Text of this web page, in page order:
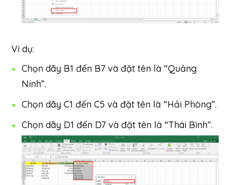
Ví dụ:
Chọn dãy B1 đến B7 và đặt tên là “Quảng
Ninh”.
Chọn dãy C1 đến C5 và đặt tên là “Hải Phòng”.
Chọn dãy D1 đến D7 và đặt tên là “Thái Bình”.